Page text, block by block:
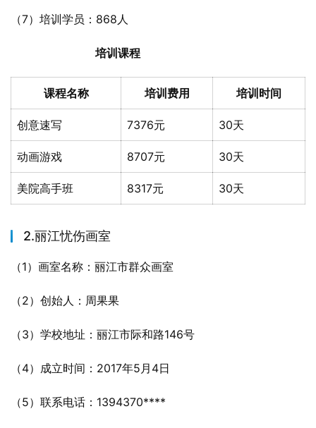
（7）培训学员：868人
培训课程
课程名称 培训费用 培训时间
创意速写 7376元 30天
动画游戏 8707元 30天
美院高手班 8317元 30天
2.丽江忧伤画室
（1）画室名称：丽江市群众画室
（2）创始人：周果果
（3）学校地址：丽江市际和路146号
（4）成立时间：2017年5月4日
（5）联系电话：1394370****